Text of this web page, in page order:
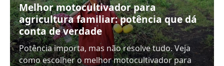
Melhor motocultivador para
agricultura familiar: potência que dá
conta de verdade
Potência importa, mas não resolve tudo. Veja
como escolher o melhor motocultivador para